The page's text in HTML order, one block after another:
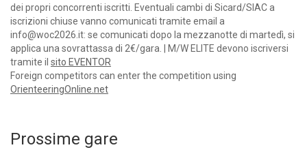
dei propri concorrenti iscritti. Eventuali cambi di Sicard/SIAC a
iscrizioni chiuse vanno comunicati tramite email a
info@woc2026.it: se comunicati dopo la mezzanotte di martedì, si
applica una sovrattassa di 2€/gara. | M/W ELITE devono iscriversi
tramite il sito EVENTOR
Foreign competitors can enter the competition using
OrienteeringOnline.net
Prossime gare